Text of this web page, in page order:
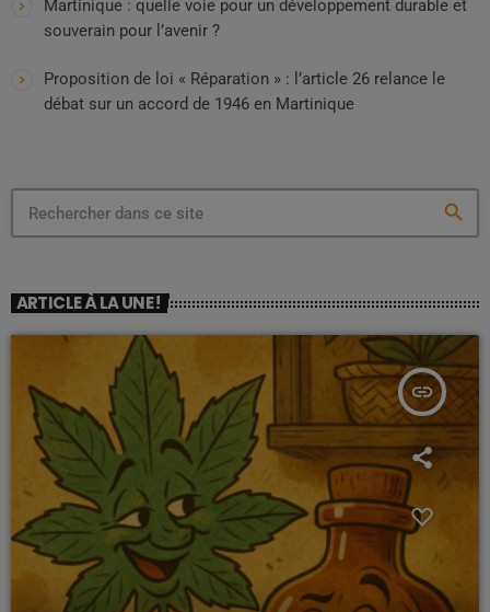
Martinique : quelle voie pour un développement durable et
souverain pour l’avenir ?
Proposition de loi « Réparation » : l’article 26 relance le
débat sur un accord de 1946 en Martinique
search
ARTICLE À LA UNE !
insert_link